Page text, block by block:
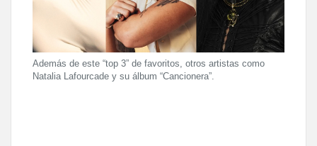
Además de este “top 3” de favoritos, otros artistas como
Natalia Lafourcade y su álbum “Cancionera”.